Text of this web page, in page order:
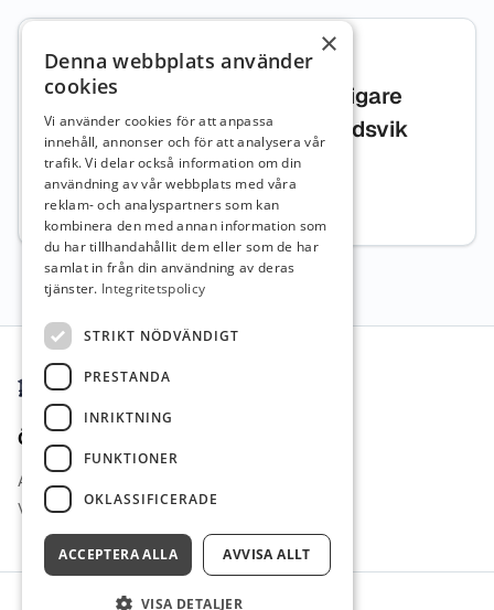
2 dagar kvar
Lärare Matematik med ytterligare
kompetenser Impius Örnsköldsvik
Ämneslärare, 7-9 Västernorrlands län
Heltid Sök senast: 10 augusti 2026
Sidfot
Övrigt
Arbetsgivare i Fokus
Vi Lärare Jobb
×
Denna webbplats använder
cookies
Vi använder cookies för att anpassa
innehåll, annonser och för att analysera vår
trafik. Vi delar också information om din
användning av vår webbplats med våra
reklam- och analyspartners som kan
kombinera den med annan information som
du har tillhandahållit dem eller som de har
samlat in från din användning av deras
tjänster. Integritetspolicy
STRIKT NÖDVÄNDIGT
PRESTANDA
INRIKTNING
FUNKTIONER
OKLASSIFICERADE
ACCEPTERA ALLA AVVISA ALLT
VISA DETALJER